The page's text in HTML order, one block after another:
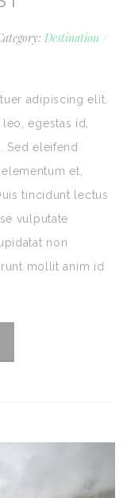
Destination /
adipiscing elit.
egestas id,
Sed eleifend
et,
tincidunt lectus
vulputate
non
mollit anim id